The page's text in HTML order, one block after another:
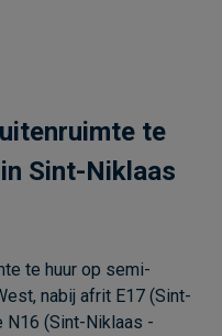
te
Sint-Niklaas
te huur op semi-
nabij afrit E17 (Sint-
N16 (Sint-Niklaas -